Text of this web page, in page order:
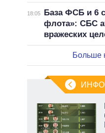
18:05
База ФСБ и 6
флота»: СБС
вражеских
Больше